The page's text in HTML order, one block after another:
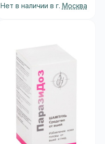
Нет в наличии в г. Москва